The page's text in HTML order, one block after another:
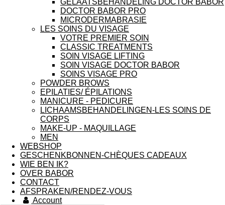
GELAATSBEHANDELING DOCTOR BABOR
DOCTOR BABOR PRO
MICRODERMABRASIE
LES SOINS DU VISAGE
VOTRE PREMIER SOIN
CLASSIC TREATMENTS
SOIN VISAGE LIFTING
SOIN VISAGE DOCTOR BABOR
SOINS VISAGE PRO
POWDER BROWS
EPILATIES/ ÉPILATIONS
MANICURE - PEDICURE
LICHAAMSBEHANDELINGEN-LES SOINS DE
CORPS
MAKE-UP - MAQUILLAGE
MEN
WEBSHOP
GESCHENKBONNEN-CHÈQUES CADEAUX
WIE BEN IK?
OVER BABOR
CONTACT
AFSPRAKEN/RENDEZ-VOUS
Account